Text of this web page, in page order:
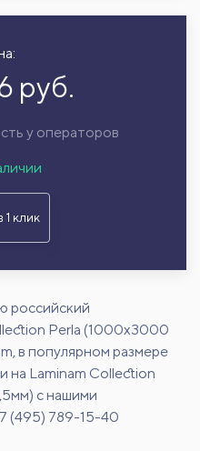
руб.
у операторов
1 клик
российский
Perla (1000x3000
в популярном размере
на Laminam Collection
с нашими
(495) 789-15-40